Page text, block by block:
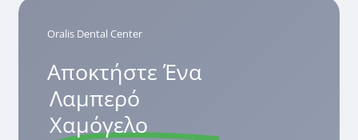
Oralis Dental Center
Αποκτήστε Ένα
Λαμπερό
Χαμόγελο